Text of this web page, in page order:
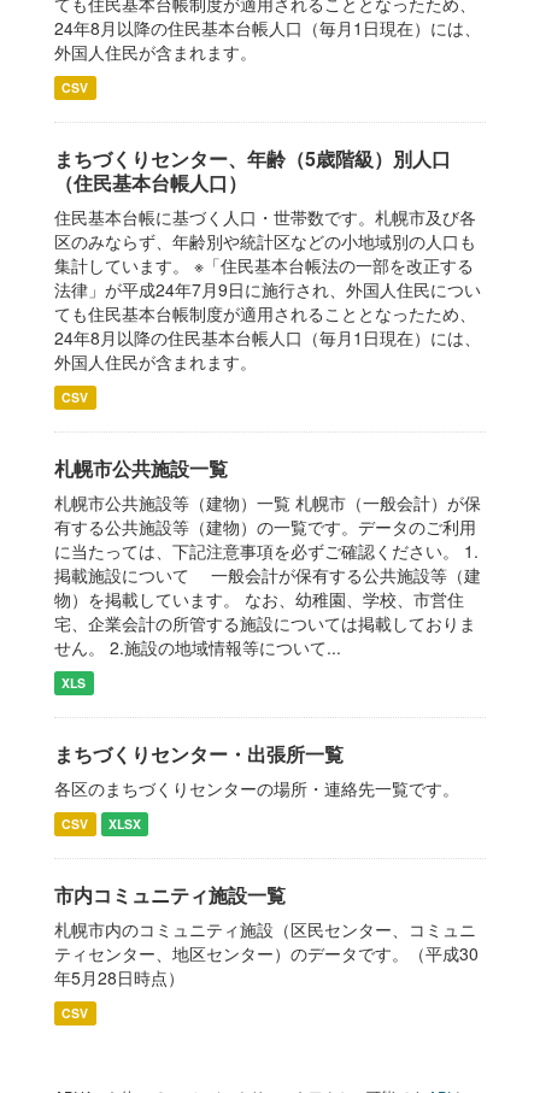
24年8月以降の住民基本台帳人口（毎月1日現在）には、
外国人住民が含まれます。
CSV
まちづくりセンター、年齢（5歳階級）別人口
（住民基本台帳人口）
住民基本台帳に基づく人口・世帯数です。札幌市及び各
区のみならず、年齢別や統計区などの小地域別の人口も
集計しています。 ※「住民基本台帳法の一部を改正する
法律」が平成24年7月9日に施行され、外国人住民につい
ても住民基本台帳制度が適用されることとなったため、
24年8月以降の住民基本台帳人口（毎月1日現在）には、
外国人住民が含まれます。
CSV
札幌市公共施設一覧
札幌市公共施設等（建物）一覧 札幌市（一般会計）が保
有する公共施設等（建物）の一覧です。データのご利用
に当たっては、下記注意事項を必ずご確認ください。 1.
掲載施設について 一般会計が保有する公共施設等（建
物）を掲載しています。 なお、幼稚園、学校、市営住
宅、企業会計の所管する施設については掲載しておりま
せん。 2.施設の地域情報等について...
XLS
まちづくりセンター・出張所一覧
各区のまちづくりセンターの場所・連絡先一覧です。
CSV XLSX
市内コミュニティ施設一覧
札幌市内のコミュニティ施設（区民センター、コミュニ
ティセンター、地区センター）のデータです。（平成30
年5月28日時点）
CSV